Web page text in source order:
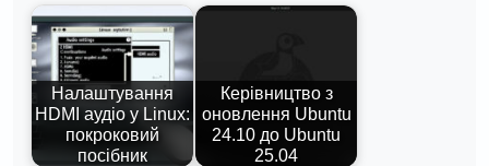
Налаштування
HDMI аудіо у Linux:
покроковий
посібник
Керівництво з
оновлення Ubuntu
24.10 до Ubuntu
25.04